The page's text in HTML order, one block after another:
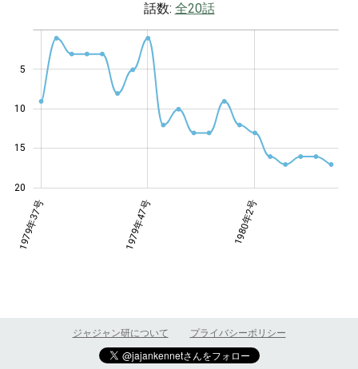
話数: 全20話
10
5
10
15
20
1979年37号
46号
52号
8号
1979年47号 1980年2号
ジャジャン研について プライバシーポリシー